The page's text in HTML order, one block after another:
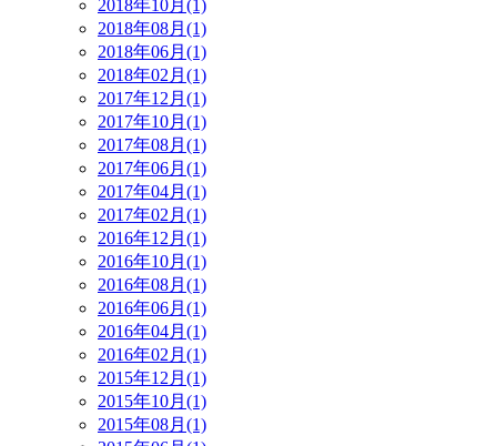
2018年10月(1)
2018年08月(1)
2018年06月(1)
2018年02月(1)
2017年12月(1)
2017年10月(1)
2017年08月(1)
2017年06月(1)
2017年04月(1)
2017年02月(1)
2016年12月(1)
2016年10月(1)
2016年08月(1)
2016年06月(1)
2016年04月(1)
2016年02月(1)
2015年12月(1)
2015年10月(1)
2015年08月(1)